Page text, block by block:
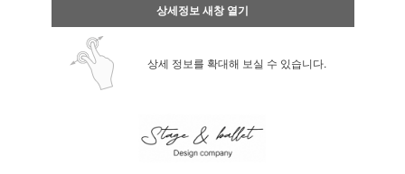
상세정보 새창 열기
상세 정보를 확대해 보실 수 있습니다.